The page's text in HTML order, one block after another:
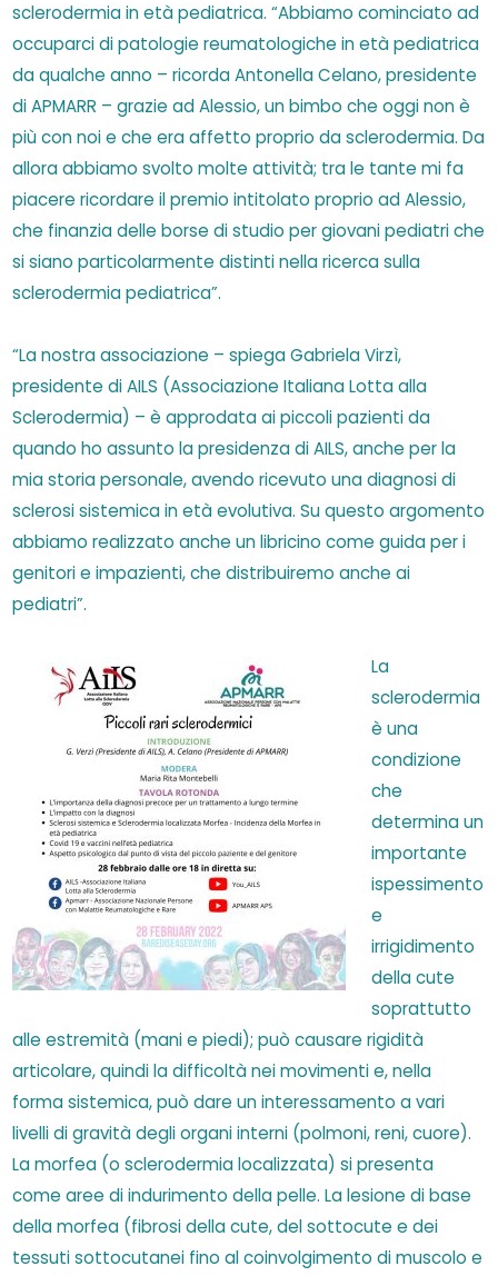
sclerodermia in età pediatrica. “Abbiamo cominciato ad
occuparci di patologie reumatologiche in età pediatrica
da qualche anno – ricorda Antonella Celano, presidente
di APMARR – grazie ad Alessio, un bimbo che oggi non è
più con noi e che era affetto proprio da sclerodermia. Da
allora abbiamo svolto molte attività; tra le tante mi fa
piacere ricordare il premio intitolato proprio ad Alessio,
che finanzia delle borse di studio per giovani pediatri che
si siano particolarmente distinti nella ricerca sulla
sclerodermia pediatrica”.
“La nostra associazione – spiega Gabriela Virzì,
presidente di AILS (Associazione Italiana Lotta alla
Sclerodermia) – è approdata ai piccoli pazienti da
quando ho assunto la presidenza di AILS, anche per la
mia storia personale, avendo ricevuto una diagnosi di
sclerosi sistemica in età evolutiva. Su questo argomento
abbiamo realizzato anche un libricino come guida per i
genitori e impazienti, che distribuiremo anche ai
pediatri”.
La
sclerodermia
è una
condizione
che
determina un
importante
ispessimento
e
irrigidimento
della cute
soprattutto
alle estremità (mani e piedi); può causare rigidità
articolare, quindi la difficoltà nei movimenti e, nella
forma sistemica, può dare un interessamento a vari
livelli di gravità degli organi interni (polmoni, reni, cuore).
La morfea (o sclerodermia localizzata) si presenta
come aree di indurimento della pelle. La lesione di base
della morfea (fibrosi della cute, del sottocute e dei
tessuti sottocutanei fino al coinvolgimento di muscolo e